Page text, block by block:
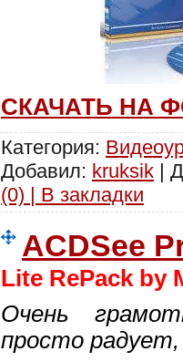
СКАЧАТЬ НА
Категория:
Добавил: kruksik |
(0) | В закладки
ACDSee
Lite RePack by
Очень
просто